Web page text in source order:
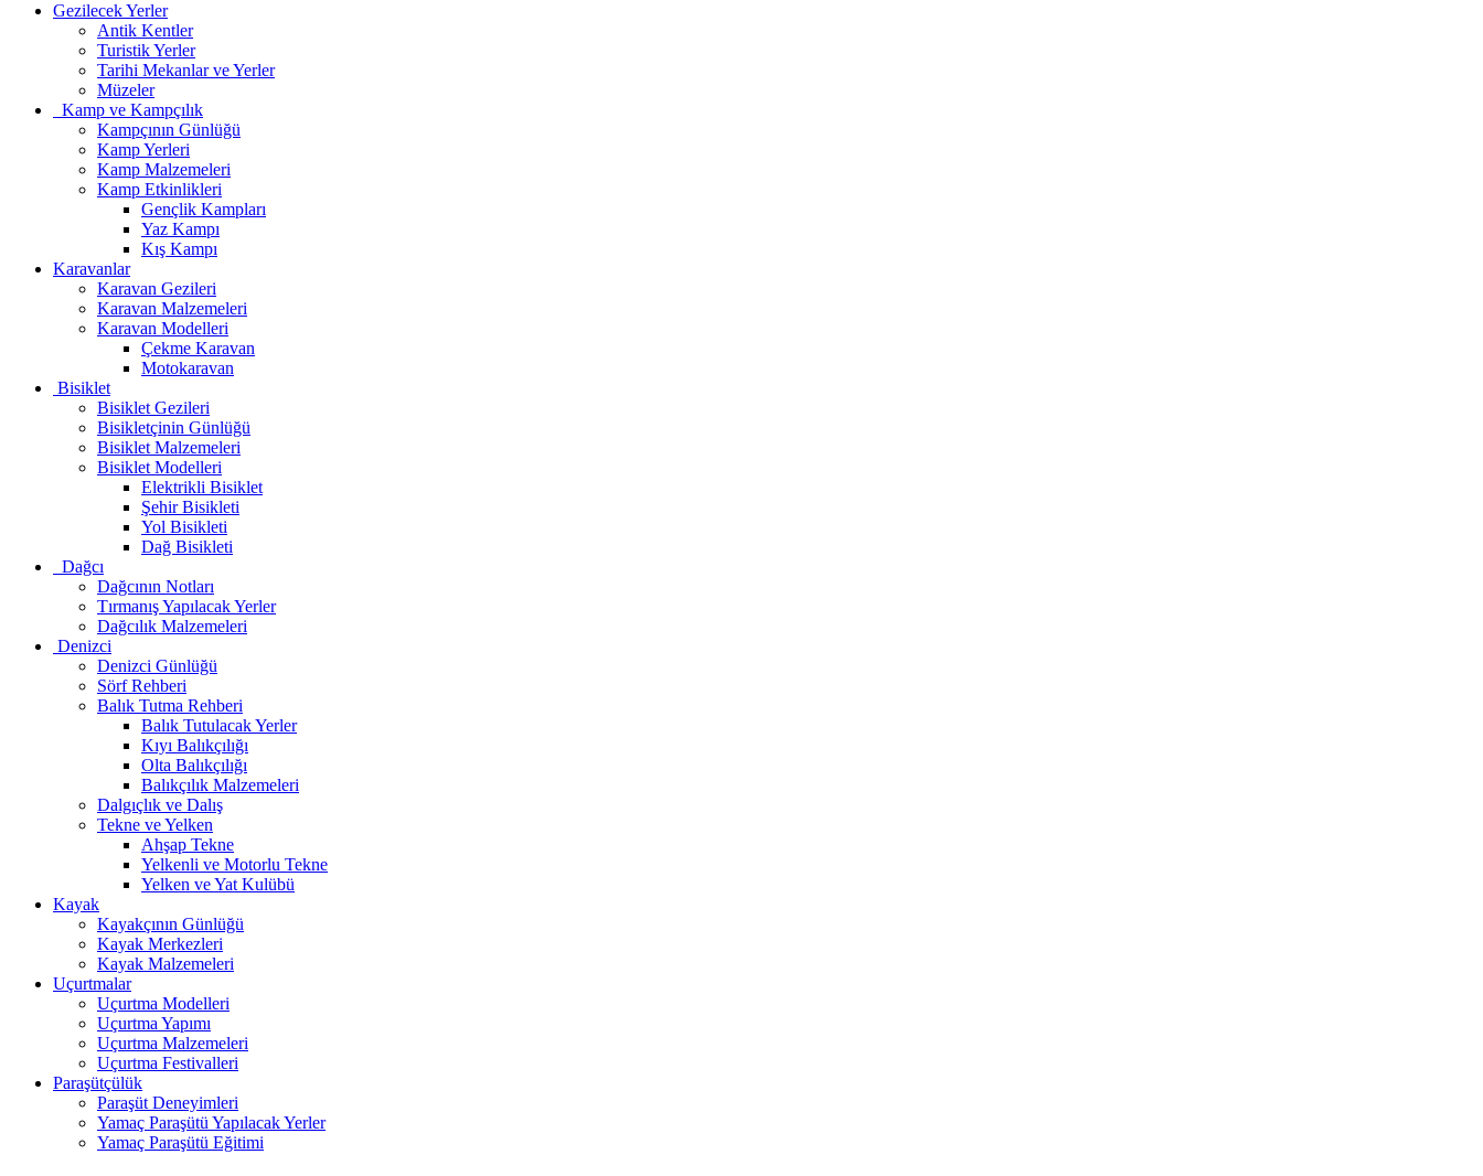
Gezilecek Yerler
Antik Kentler
Turistik Yerler
Tarihi Mekanlar ve Yerler
Müzeler
Kamp ve Kampçılık
Kampçının Günlüğü
Kamp Yerleri
Kamp Malzemeleri
Kamp Etkinlikleri
Gençlik Kampları
Yaz Kampı
Kış Kampı
Karavanlar
Karavan Gezileri
Karavan Malzemeleri
Karavan Modelleri
Çekme Karavan
Motokaravan
Bisiklet
Bisiklet Gezileri
Bisikletçinin Günlüğü
Bisiklet Malzemeleri
Bisiklet Modelleri
Elektrikli Bisiklet
Şehir Bisikleti
Yol Bisikleti
Dağ Bisikleti
Dağcı
Dağcının Notları
Tırmanış Yapılacak Yerler
Dağcılık Malzemeleri
Denizci
Denizci Günlüğü
Sörf Rehberi
Balık Tutma Rehberi
Balık Tutulacak Yerler
Kıyı Balıkçılığı
Olta Balıkçılığı
Balıkçılık Malzemeleri
Dalgıçlık ve Dalış
Tekne ve Yelken
Ahşap Tekne
Yelkenli ve Motorlu Tekne
Yelken ve Yat Kulübü
Kayak
Kayakçının Günlüğü
Kayak Merkezleri
Kayak Malzemeleri
Uçurtmalar
Uçurtma Modelleri
Uçurtma Yapımı
Uçurtma Malzemeleri
Uçurtma Festivalleri
Paraşütçülük
Paraşüt Deneyimleri
Yamaç Paraşütü Yapılacak Yerler
Yamaç Paraşütü Eğitimi